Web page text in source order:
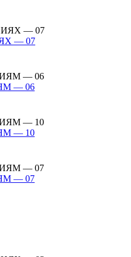
— 07
— 06
— 10
— 07